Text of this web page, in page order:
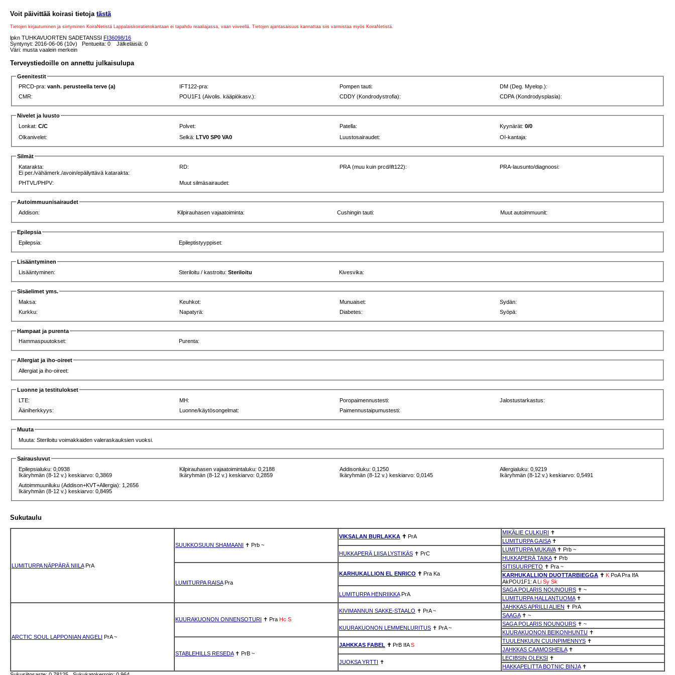
Voit päivittää koirasi tietoja tästä
Tietojen kirjautuminen ja siirtyminen KoiraNetistä Lappalaiskoiratietokantaan ei tapahdu reaaliajassa, vaan viiveellä. Tietojen ajantasaisuus kannattaa siis varmistaa myös KoiraNetistä.
lpkn TUHKAVUORTEN SADETANSSI FI36098/16
Syntynyt: 2016-06-06 (10v) Pentueita: 0 Jälkeläisiä: 0
Väri: musta vaalein merkein
Terveystiedoille on annettu julkaisulupa
Geenitestit
PRCD-pra:vanh. perusteella terve (a) IFT122-pra: Pompen tauti:
DM (Deg. Myelop.):
CMR:
POU1F1 (Aivolis. kääpiökasv.): CDDY (Kondrodystrofia): CDPA (Kondrodysplasia):
Nivelet ja luusto
Lonkat:C/C Polvet: Patella: Kyynärät:0/0
Olkanivelet:
Selkä:LTV0 SP0 VA0 Luustosairaudet: OI-kantaja:
Silmät
Katarakta:
Ei per./vähämerk./avoin/epäilyttävä katarakta:
RD: PRA (muu kuin prcd/ift122): PRA-lausunto/diagnoosi:
PHTVL/PHPV: Muut silmäsairaudet:
Autoimmuunisairaudet
Addison:
Kilpirauhasen vajaatoiminta: Cushingin tauti: Muut autoimmuunit:
Epilepsia
Epilepsia:
Epileptistyyppiset:
Lisääntyminen
Lisääntyminen:
Steriloitu / kastroitu:Steriloitu Kivesvika:
Sisäelimet yms.
Maksa:
Keuhkot: Munuaiset:
Sydän:
Kurkku:
Napatyrä: Diabetes: Syöpä:
Hampaat ja purenta
Hammaspuutokset:
Purenta:
Allergiat ja iho-oireet
Allergiat ja iho-oireet:
Luonne ja testitulokset
LTE:
MH: Poropaimennustesti:
Jalostustarkastus:
Ääniherkkyys:
Luonne/käytösongelmat: Paimennustaipumustesti:
Muuta
Muuta: Steriloitu voimakkaiden valeraskauksien vuoksi.
Sairausluvut
Epilepsialuku: 0,0938
Ikäryhmän (8-12 v.) keskiarvo: 0,3869
Kilpirauhasen vajaatoimintaluku: 0,2188
Ikäryhmän (8-12 v.) keskiarvo: 0,2859
Addisonluku: 0,1250
Ikäryhmän (8-12 v.) keskiarvo: 0,0145
Allergialuku: 0,9219
Ikäryhmän (8-12 v.) keskiarvo: 0,5491
Autoimmuuniluku (Addison+KVT+Allergia): 1,2656
Ikäryhmän (8-12 v.) keskiarvo: 0,8495
Sukutaulu
LUMITURPA NÄPPÄRÄ NIILA PrA
SUUKKOSUUN SHAMAANI ✝ Prb ~
VIKSALAN BURLAKKA ✝ PrA
MIKÄLIE CULKURI ✝
LUMITURPA GAISA✝
HUKKAPERÄ LIISA LYSTIKÄS ✝ PrC
LUMITURPA MUKAVA✝ Prb ~
HUKKAPERÄ TAIKA✝ Prb
LUMITURPA RAISA Pra
KARHUKALLION EL ENRICO ✝ Pra Ka
SITISUURPETO ✝ Pra ~
KARHUKALLION DUOTTARBIEGGA ✝ K PoA Pra IfA
AkPOU1F1: A Li Sy Sk
LUMITURPA HENRIIKKA PrA
SAGA POLARIS NOUNOURS ✝ ~
LUMITURPA HALLANTUOMA✝
ARCTIC SOUL LAPPONIAN ANGELI PrA ~
KUURAKUONON ONNENSOTURI ✝ Pra Hc S
KIVIMANNUN SAKKE-STAALO ✝ PrA ~
JAHKKAS APRILLI ALIEN ✝ PrA
SAAGA✝ ~
KUURAKUONON LEMMENLURITUS ✝ PrA ~
SAGA POLARIS NOUNOURS ✝ ~
KUURAKUONON BEIKONHUNTU ✝
STABLEHILLS RESEDA✝ PrB ~
JAHKKAS FABEL ✝ PrB IfA S
TUULENKUUN CUUNPIMENNYS ✝
JAHKKAS CAAMOSHEILA✝
JUOKSA YRTTI ✝
LECIBSIN OLEKSI ✝
HAKKAPELITTA BOTNIC BINJA✝